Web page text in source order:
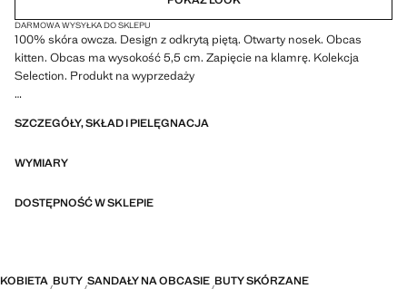
DARMOWA WYSYŁKA DO SKLEPU
100% skóra owcza. Design z odkrytą piętą. Otwarty nosek. Obcas
kitten. Obcas ma wysokość 5,5 cm. Zapięcie na klamrę. Kolekcja
Selection. Produkt na wyprzedaży
aby zbudować kobiecą i współczesną garderobę
SZCZEGÓŁY, SKŁAD I PIELĘGNACJA
WYMIARY
DOSTĘPNOŚĆ W SKLEPIE
KOBIETA BUTY SANDAŁY NA OBCASIE BUTY SKÓRZANE